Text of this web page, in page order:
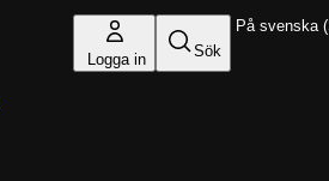
Logga in Sök